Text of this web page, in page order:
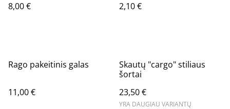
8,00 €
2,10 €
Rago pakeitinis galas
11,00 €
Skautų "cargo" stiliaus
šortai
23,50 €
YRA DAUGIAU VARIANTŲ